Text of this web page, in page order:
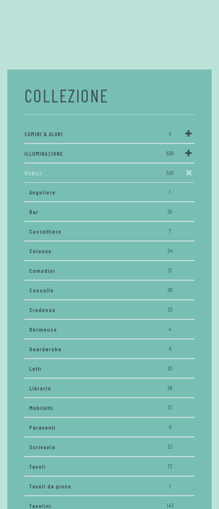
COLLEZIONE
CAMINI & ALARI 5
ILLUMINAZIONE 626
MOBILI 520
Angoliere 1
Bar 25
Cassettiere 7
Colonne 24
Comodini 21
Consolle 26
Credenze 33
Dormeuse 4
Guardaroba 9
Letti 20
Librerie 28
Mobiletti 37
Paraventi 9
Scrivanie 33
Tavoli 72
Tavoli da gioco 1
Tavolini 143